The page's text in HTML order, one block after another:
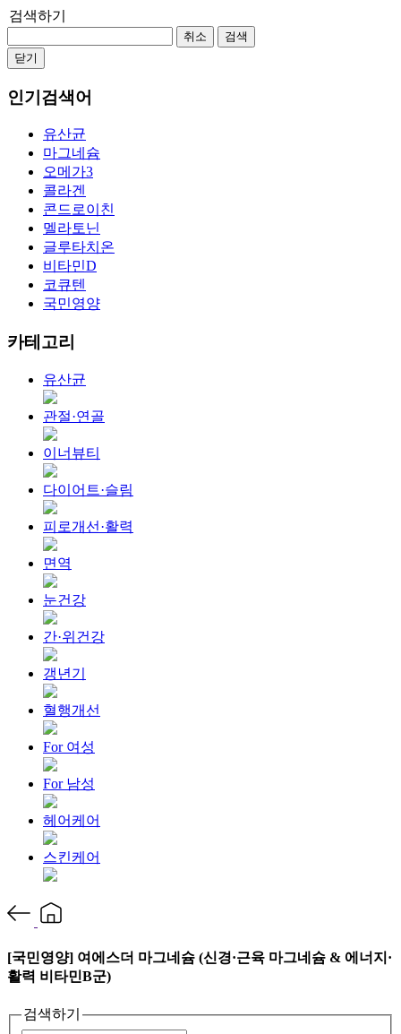
검색하기
취소
검색
닫기
인기검색어
유산균
마그네슘
오메가3
콜라겐
콘드로이친
멜라토닌
글루타치온
비타민D
코큐텐
국민영양
카테고리
유산균
관절·연골
이너뷰티
다이어트·슬림
피로개선·활력
면역
눈건강
간·위건강
갱년기
혈행개선
For 여성
For 남성
헤어케어
스킨케어
[국민영양] 여에스더 마그네슘 (신경·근육 마그네슘 & 에너지·
활력 비타민B군)
검색하기